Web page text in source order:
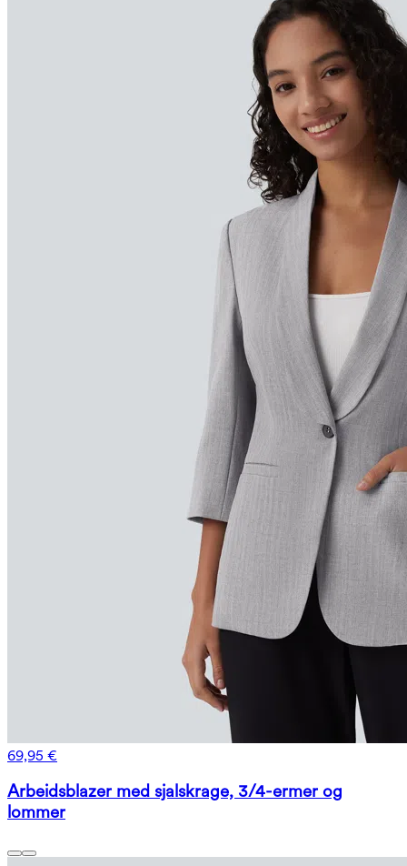
69,95 €
Arbeidsblazer med sjalskrage, 3/4-ermer og
lommer